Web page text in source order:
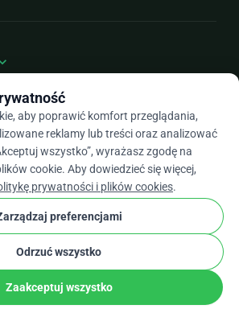
podstawie ponad 500 opinii
Prywatność i pliki cookie
Plików Cookie
stripe checkZweryfikowany Partner
aby poprawić komfort przeglądania,
reklamy lub treści oraz analizować
wszystko”, wyrażasz zgodę na
cookie. Aby dowiedzieć się więcej,
prywatności i plików cookies.
preferencjami
Odrzuć wszystko
Zaakceptuj wszystko